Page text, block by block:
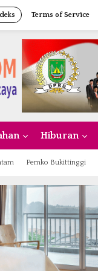
Terms of Service
Hiburan
Pemko Bukittinggi